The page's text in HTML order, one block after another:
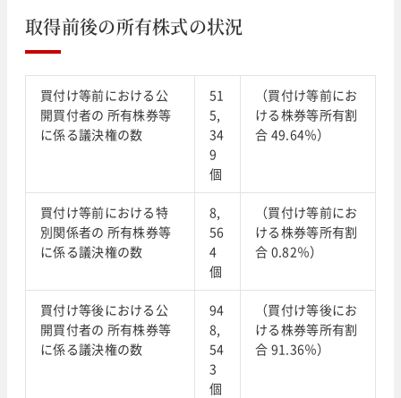
取得前後の所有株式の状況
買付け等前における公
開買付者の 所有株券等
に係る議決権の数
51
5,
34
9
個
（買付け等前にお
ける株券等所有割
合 49.64％）
買付け等前における特
別関係者の 所有株券等
に係る議決権の数
8,
56
4
個
（買付け等前にお
ける株券等所有割
合 0.82％）
買付け等後における公
開買付者の 所有株券等
に係る議決権の数
94
8,
54
3
個
（買付け等後にお
ける株券等所有割
合 91.36％）